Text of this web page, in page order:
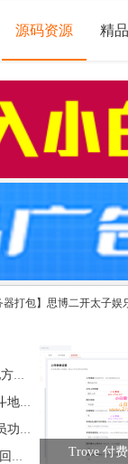
源码资源 精
器打包】思博二开太子
法
/跑
齐
Trove 付